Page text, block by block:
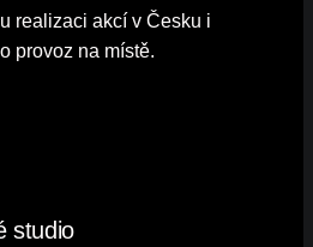
realizaci akcí v Česku i
provoz na místě.
studio